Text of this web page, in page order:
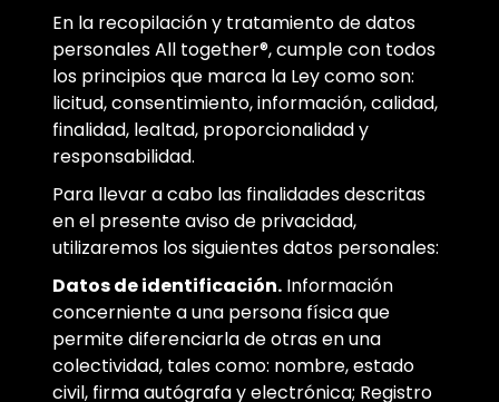
En la recopilación y tratamiento de datos
personales All together®, cumple con todos
los principios que marca la Ley como son:
licitud, consentimiento, información, calidad,
finalidad, lealtad, proporcionalidad y
responsabilidad.
Para llevar a cabo las finalidades descritas
en el presente aviso de privacidad,
utilizaremos los siguientes datos personales:
Datos de identificación. Información
concerniente a una persona física que
permite diferenciarla de otras en una
colectividad, tales como: nombre, estado
civil, firma autógrafa y electrónica; Registro